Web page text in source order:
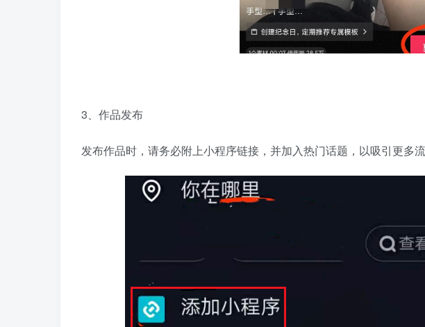
3、作品发布
发布作品时，请务必附上小程序链接，并加入热门话题，以吸引更多流